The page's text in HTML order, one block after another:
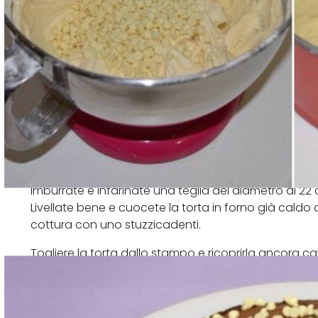
Imburrate e infarinate una teglia del diametro di 22
Livellate bene e cuocete la torta in forno già caldo
cottura con uno stuzzicadenti.
Togliere la torta dallo stampo e ricoprirla ancora